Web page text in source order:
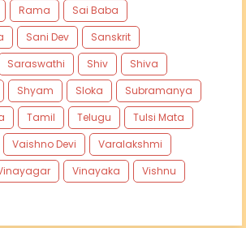
Rama
Sai Baba
Sani Dev
Sanskrit
Saraswathi Shiv
Shiva
Shyam Sloka
Subramanya
Tamil Telugu
Tulsi Mata
Vaishno Devi
Varalakshmi
Vinayaka
Vishnu